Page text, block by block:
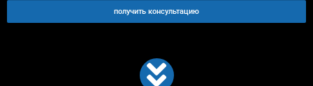
получить консультацию